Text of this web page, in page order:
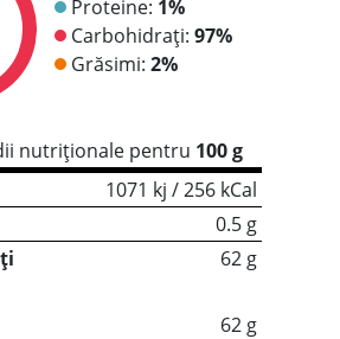
Proteine: 1%
Carbohidrați: 97%
Grăsimi: 2%
nutriționale pentru 100 g
1071 kj / 256 kCal
0.5 g
62 g
62 g